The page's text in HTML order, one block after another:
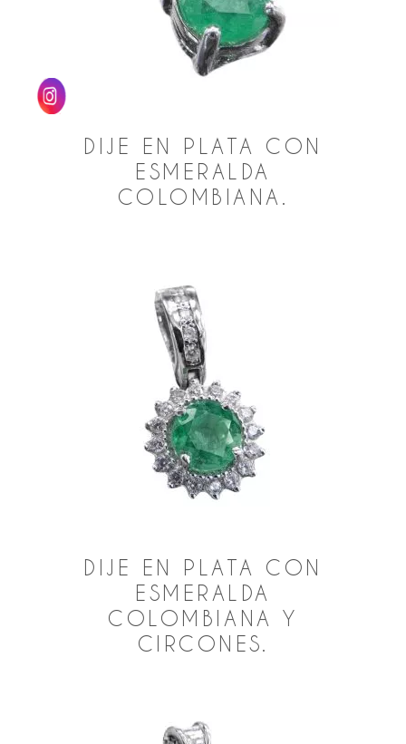
DIJE EN PLATA CON
ESMERALDA
COLOMBIANA.
DIJE EN PLATA CON
ESMERALDA
COLOMBIANA Y
CIRCONES.